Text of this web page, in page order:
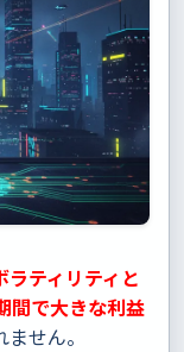
ラティリティと
間で大きな利益
せん。